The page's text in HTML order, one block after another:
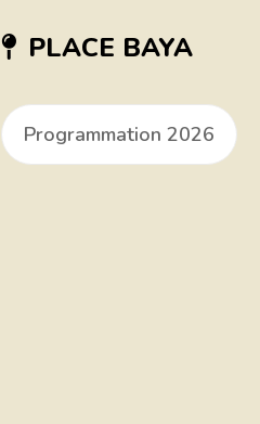
PLACE BAYA
Programmation 2026